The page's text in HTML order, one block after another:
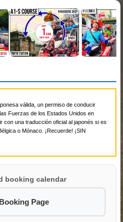
válida, un permiso de conducir
Fuerzas de los Estados Unidos en
con una traducción oficial al japonés si es
o Mónaco. ¡Recuerde! ¡SIN
booking calendar
Page